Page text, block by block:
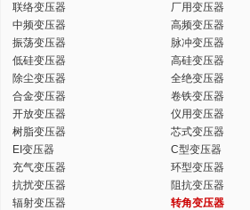
联络变压器
厂用变压器
中频变压器
高频变压器
振荡变压器
脉冲变压器
低硅变压器
高硅变压器
除尘变压器
全绝变压器
合金变压器
卷铁变压器
开放变压器
仪用变压器
树脂变压器
芯式变压器
EI变压器
C型变压器
充气变压器
环型变压器
抗扰变压器
阻抗变压器
辐射变压器
转角变压器